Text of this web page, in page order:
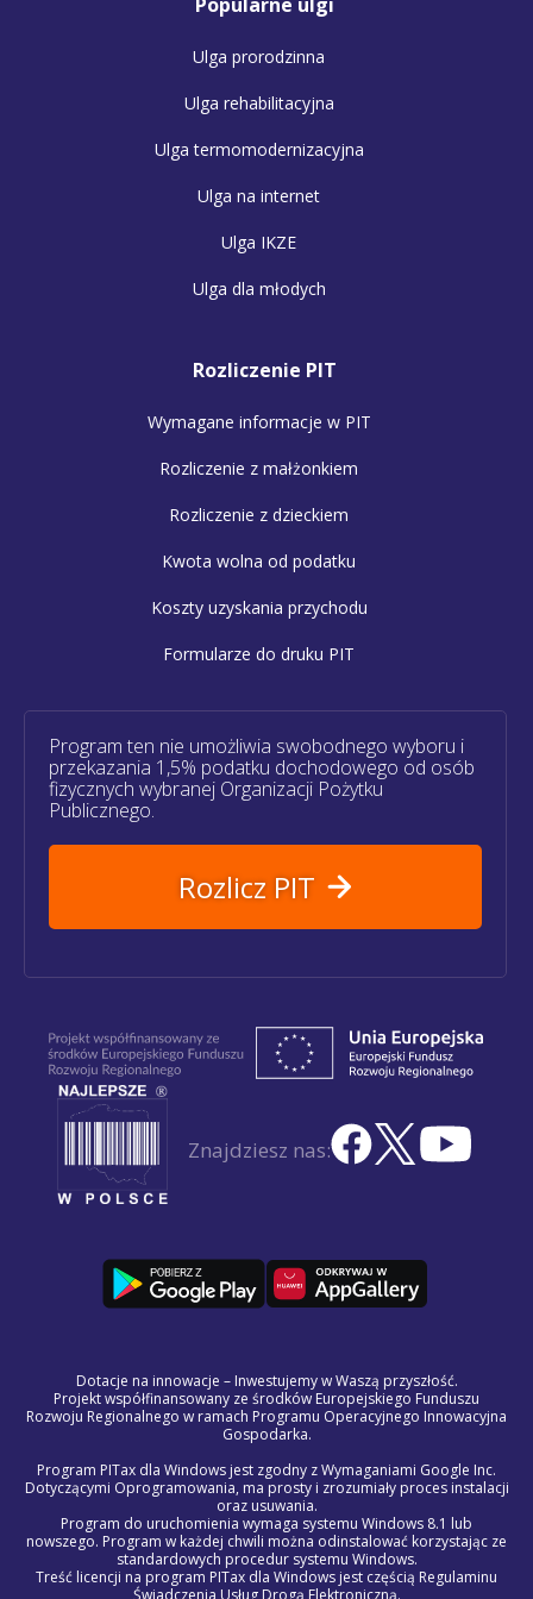
Ulga prorodzinna
Ulga rehabilitacyjna
Ulga termomodernizacyjna
Ulga na internet
Ulga IKZE
Ulga dla młodych
Rozliczenie PIT
Wymagane informacje w PIT
Rozliczenie z małżonkiem
Rozliczenie z dzieckiem
Kwota wolna od podatku
Koszty uzyskania przychodu
Formularze do druku PIT
Program ten nie umożliwia swobodnego wyboru i
przekazania 1,5% podatku dochodowego od osób
fizycznych wybranej Organizacji Pożytku
Publicznego.
Rozlicz PIT
Znajdziesz nas:
Dotacje na innowacje – Inwestujemy w Waszą przyszłość.
Projekt współfinansowany ze środków Europejskiego Funduszu
Rozwoju Regionalnego w ramach Programu Operacyjnego Innowacyjna
Gospodarka.
Program PITax dla Windows jest zgodny z Wymaganiami Google Inc.
Dotyczącymi Oprogramowania, ma prosty i zrozumiały proces instalacji
oraz usuwania.
Program do uruchomienia wymaga systemu Windows 8.1 lub
nowszego. Program w każdej chwili można odinstalować korzystając ze
standardowych procedur systemu Windows.
Treść licencji na program PITax dla Windows jest częścią Regulaminu
Świadczenia Usług Drogą Elektroniczną.